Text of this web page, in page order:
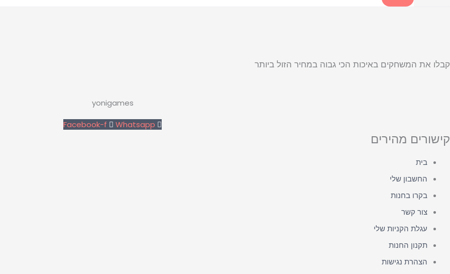
קבלו את המשחקים באיכות הכי גבוה במחיר הזול ביותר
yonigames
Facebook-f Whatsapp
קישורים מהירים
בית
החשבון שלי
בקרו בחנות
צור קשר
עגלת הקניות שלי
תקנון החנות
הצהרת נגישות